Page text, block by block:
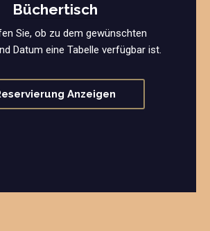
Büchertisch
Sie, ob zu dem gewünschten
Datum eine Tabelle verfügbar ist.
Anzeigen